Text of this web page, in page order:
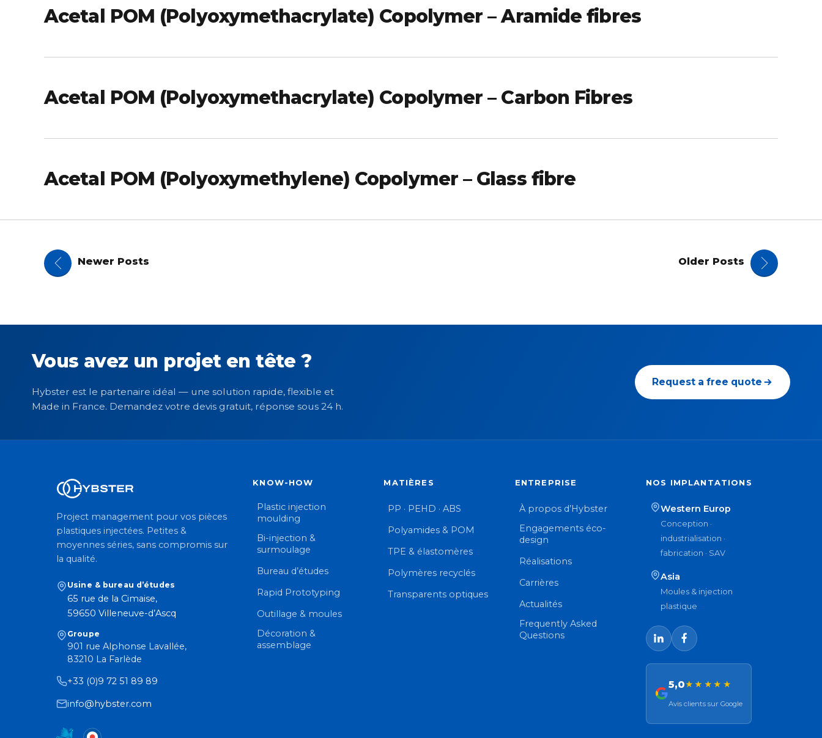
Acetal POM (Polyoxymethacrylate) Copolymer – Aramide fibres
Acetal POM (Polyoxymethacrylate) Copolymer – Carbon Fibres
Acetal POM (Polyoxymethylene) Copolymer – Glass fibre
Newer Posts Older Posts
Vous avez un projet en tête ?
Hybster est le partenaire idéal — une solution rapide, flexible et
Made in France. Demandez votre devis gratuit, réponse sous 24 h.
Request a free quote
Project management pour vos pièces
plastiques injectées. Petites &
moyennes séries, sans compromis sur
la qualité.
Usine & bureau d’études
65 rue de la Cimaise,
59650 Villeneuve-d’Ascq
Groupe
901 rue Alphonse Lavallée,
83210 La Farlède
+33 (0)9 72 51 89 89
info@hybster.com
KNOW-HOW
Plastic injection
moulding
Bi-injection &
surmoulage
Bureau d’études
Rapid Prototyping
Outillage & moules
Décoration &
assemblage
MATIÈRES
PP · PEHD · ABS
Polyamides & POM
TPE & élastomères
Polymères recyclés
Transparents optiques
ENTREPRISE
À propos d’Hybster
Engagements éco-
design
Réalisations
Carrières
Actualités
Frequently Asked
Questions
NOS IMPLANTATIONS
Western Europ
Conception ·
industrialisation ·
fabrication · SAV
Asia
Moules & injection
plastique
5,0★★★★★
Avis clients sur Google